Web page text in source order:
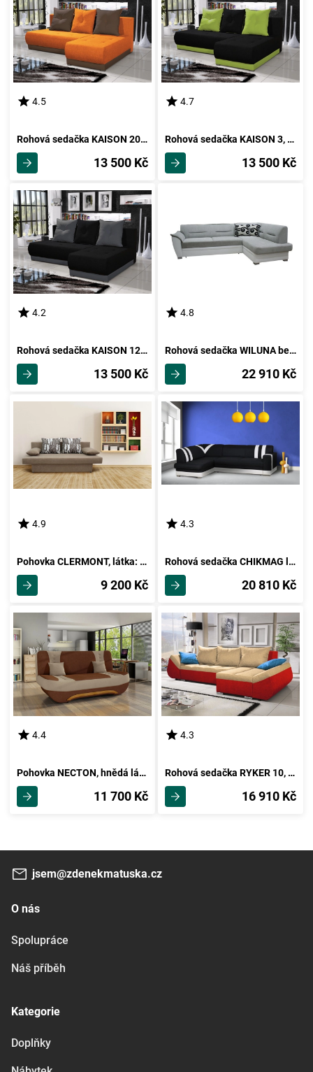
4.5
Rohová sedačka KAISON 20, oranžová/hnědá
13 500 Kč
4.7
Rohová sedačka KAISON 3, černá/zelená
13 500 Kč
4.2
Rohová sedačka KAISON 12, černá/šedá
13 500 Kč
4.8
Rohová sedačka WILUNA bez záhlavníku, pravá, látka šedo/bílá
22 910 Kč
4.9
Pohovka CLERMONT, látka: alova hnědá
9 200 Kč
4.3
Rohová sedačka CHIKMAG levá, látka černá/bílá ekokůže
20 810 Kč
4.4
Pohovka NECTON, hnědá látka/béžová látka
11 700 Kč
4.3
Rohová sedačka RYKER 10, krémová/červená
16 910 Kč
jsem@zdenekmatuska.cz
O nás
Spolupráce
Náš příběh
Kategorie
Doplňky